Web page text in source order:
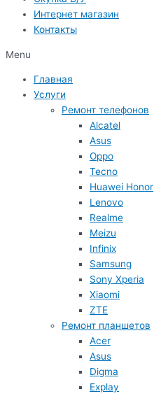
Интернет магазин
Контакты
Menu
Главная
Услуги
Ремонт телефонов
Alcatel
Asus
Oppo
Tecno
Huawei Honor
Lenovo
Realme
Meizu
Infinix
Samsung
Sony Xperia
Xiaomi
ZTE
Ремонт планшетов
Acer
Asus
Digma
Explay